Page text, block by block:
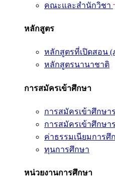
คณะและสำนักวิชา
หลักสูตร
หลักสูตรที่เปิดสอน (
หลักสูตรนานาชาติ
การสมัครเข้าศึกษา
การสมัครเข้าศึกษ
การสมัครเข้าศึกษ
ค่าธรรมเนียมการศึ
ทุนการศึกษา
หน่วยงานการศึกษา